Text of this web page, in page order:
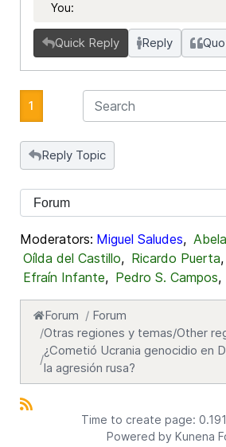
You:
Quick Reply Reply
1
Reply Topic
Moderators: Miguel Saludes,
Oílda del Castillo, Ricardo Puerta,
Efraín Infante, Pedro S. Campos,
Forum
Forum
Otras regiones y temas/Other
¿Cometió Ucrania genocidio en
la agresión rusa?
Time to create page:
Powered by Kunena